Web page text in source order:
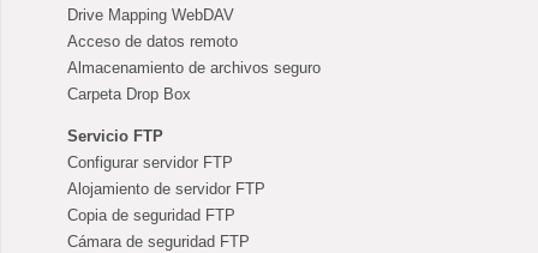
Drive Mapping WebDAV
Acceso de datos remoto
Almacenamiento de archivos seguro
Carpeta Drop Box
Servicio FTP
Configurar servidor FTP
Alojamiento de servidor FTP
Copia de seguridad FTP
Cámara de seguridad FTP